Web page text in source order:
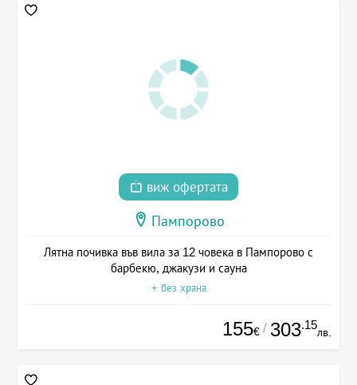
виж офертата
Пампорово
Лятна почивка във вила за 12 човека в Пампорово с
барбекю, джакузи и сауна
+ без храна
155€ / 303.15
лв.